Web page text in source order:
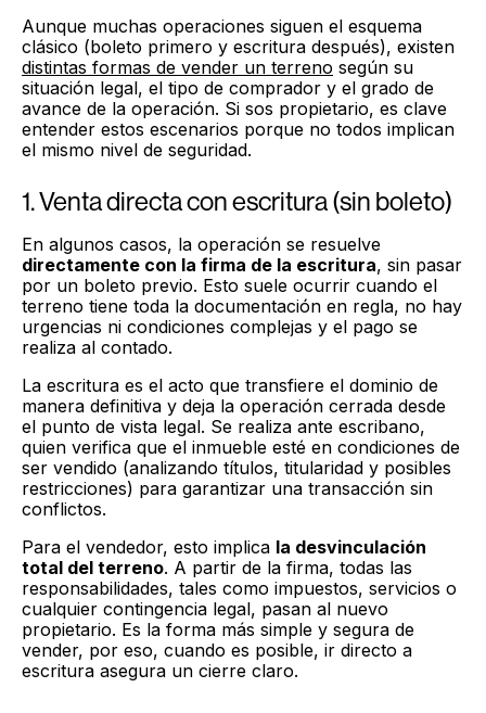
Aunque muchas operaciones siguen el esquema
clásico (boleto primero y escritura después), existen
distintas formas de vender un terreno según su
situación legal, el tipo de comprador y el grado de
avance de la operación. Si sos propietario, es clave
entender estos escenarios porque no todos implican
el mismo nivel de seguridad.
1. Venta directa con escritura (sin boleto)
En algunos casos, la operación se resuelve
directamente con la firma de la escritura, sin pasar
por un boleto previo. Esto suele ocurrir cuando el
terreno tiene toda la documentación en regla, no hay
urgencias ni condiciones complejas y el pago se
realiza al contado.
La escritura es el acto que transfiere el dominio de
manera definitiva y deja la operación cerrada desde
el punto de vista legal. Se realiza ante escribano,
quien verifica que el inmueble esté en condiciones de
ser vendido (analizando títulos, titularidad y posibles
restricciones) para garantizar una transacción sin
conflictos.
Para el vendedor, esto implica la desvinculación
total del terreno. A partir de la firma, todas las
responsabilidades, tales como impuestos, servicios o
cualquier contingencia legal, pasan al nuevo
propietario. Es la forma más simple y segura de
vender, por eso, cuando es posible, ir directo a
escritura asegura un cierre claro.